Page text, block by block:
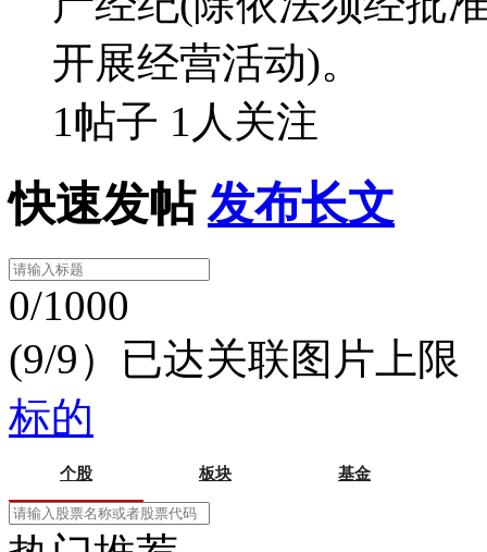
开展经营活动)。
1帖子 1人关注
快速发帖 发布长文
0/1000
(9/9）已达关联图片上限
标的
个股 板块 基金